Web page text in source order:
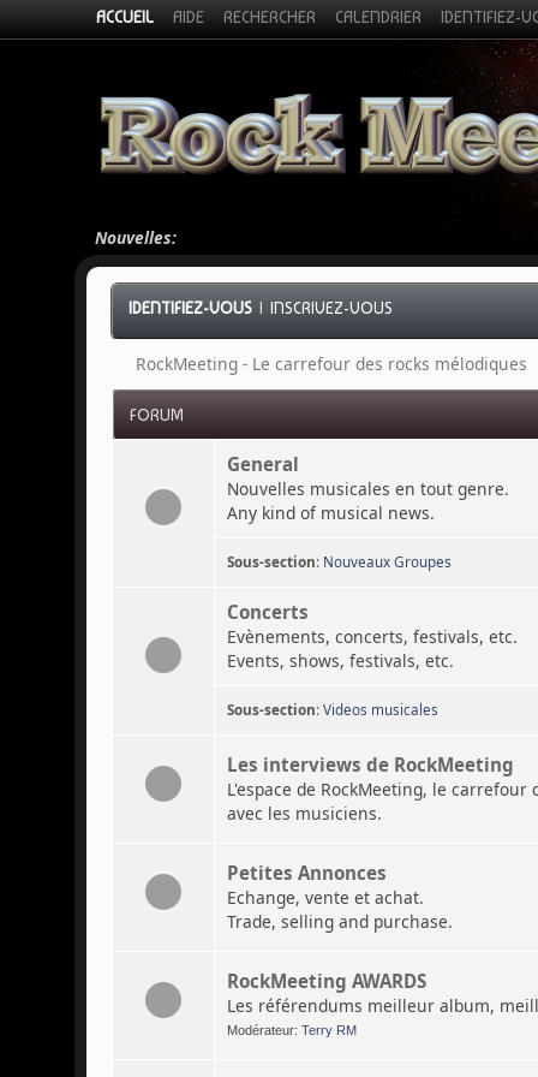
ACCUEIL AIDE RECHERCHER CALENDRIER IDENTIFIEZ-
Nouvelles:
IDENTIFIEZ-VOUS |INSCRIVEZ-VOUS
RockMeeting - Le carrefour des rocks mélodiques
FORUM
General
Nouvelles musicales en tout genre.
Any kind of musical news.
Sous-section: Nouveaux Groupes
Concerts
Evènements, concerts, festivals, etc.
Events, shows, festivals, etc.
Sous-section: Videos musicales
Les interviews de RockMeeting
L'espace de RockMeeting, le
avec les musiciens.
Petites Annonces
Echange, vente et achat.
Trade, selling and purchase.
RockMeeting AWARDS
Les référendums meilleur album,
Modérateur: Terry RM